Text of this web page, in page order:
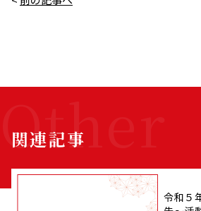
関連記事
令和５